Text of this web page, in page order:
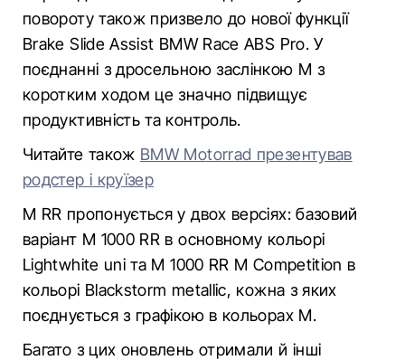
повороту також призвело до нової функції
Brake Slide Assist BMW Race ABS Pro. У
поєднанні з дросельною заслінкою М з
коротким ходом це значно підвищує
продуктивність та контроль.
Читайте також BMW Motorrad презентував
родстер і круїзер
M RR пропонується у двох версіях: базовий
варіант M 1000 RR в основному кольорі
Lightwhite uni та M 1000 RR M Competition в
кольорі Blackstorm metallic, кожна з яких
поєднується з графікою в кольорах M.
Багато з цих оновлень отримали й інші